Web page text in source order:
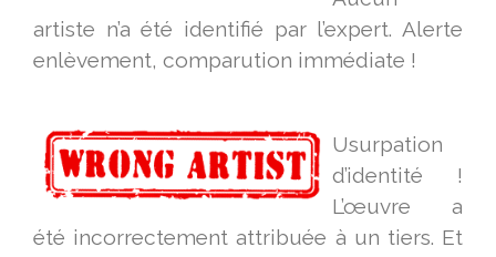
artiste n’a été identifié par l’expert. Alerte
enlèvement, comparution immédiate !
Usurpation
d’identité !
L’œuvre a
été incorrectement attribuée à un tiers. Et